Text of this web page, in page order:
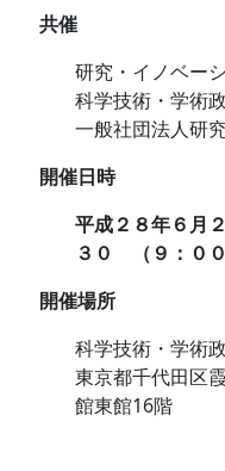
共催
研究・イノベー
科学技術・学術
一般社団法人研
開催日時
平成２８年６月
３０ （９：００
開催場所
科学技術・学術
東京都千代田区
館東館16階